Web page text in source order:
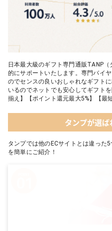
日本最大級のギフト専門通販TANP
的にサポートいたします。専門バイ
のでセンスの良いおしゃれなギフト
いるのでネットでも安心してギフト
揃え】【ポイント還元最大5%】【最
タンプが選
タンプでは他のECサイトとは違った
を簡単にご紹介！